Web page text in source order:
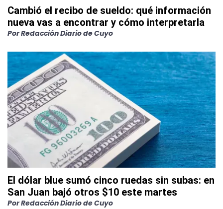
Cambió el recibo de sueldo: qué información
nueva vas a encontrar y cómo interpretarla
PorRedacción Diario de Cuyo
El dólar blue sumó cinco ruedas sin subas: en
San Juan bajó otros $10 este martes
PorRedacción Diario de Cuyo